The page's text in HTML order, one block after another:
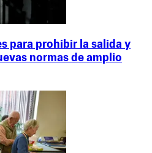
para prohibir la salida y
normas de amplio